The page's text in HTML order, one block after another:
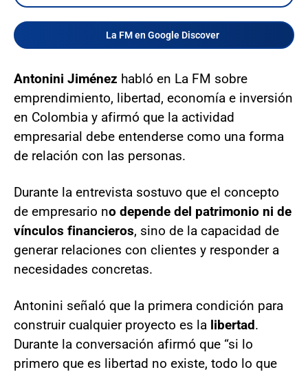
La FM en Google Discover
Antonini Jiménez habló en La FM sobre
emprendimiento, libertad, economía e inversión
en Colombia y afirmó que la actividad
empresarial debe entenderse como una forma
de relación con las personas.
Durante la entrevista sostuvo que el concepto
de empresario no depende del patrimonio ni de
vínculos financieros, sino de la capacidad de
generar relaciones con clientes y responder a
necesidades concretas.
Antonini señaló que la primera condición para
construir cualquier proyecto es la libertad.
Durante la conversación afirmó que “si lo
primero que es libertad no existe, todo lo que